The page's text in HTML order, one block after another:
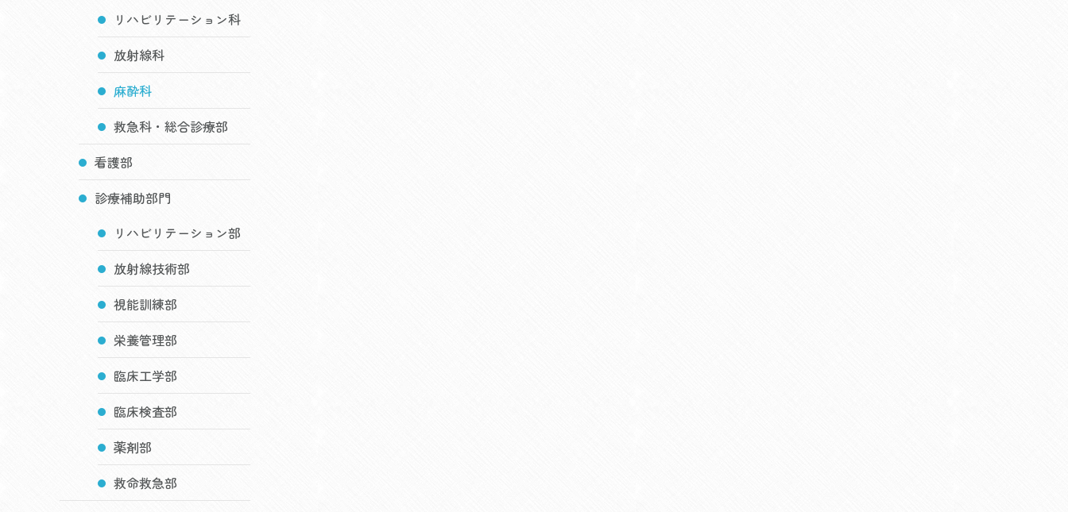
リハビリテーション科
放射線科
麻酔科
救急科・総合診療部
看護部
診療補助部門
リハビリテーション部
放射線技術部
視能訓練部
栄養管理部
臨床工学部
臨床検査部
薬剤部
救命救急部